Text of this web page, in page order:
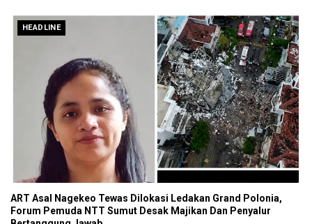
HEADLINE
ART Asal Nagekeo Tewas Dilokasi Ledakan Grand Polonia,
Forum Pemuda NTT Sumut Desak Majikan Dan Penyalur